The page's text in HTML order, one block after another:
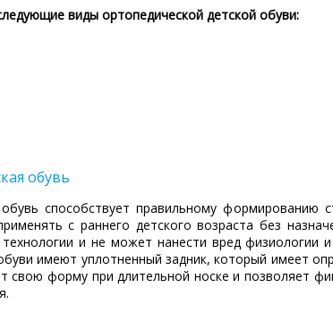
виды ортопедической детской обуви:
обувь
способствует правильному
с раннего детского возраста без
и не может нанести вред физиологии
имеют уплотненный задник, который имеет
свою форму при длительной носке и позволяет